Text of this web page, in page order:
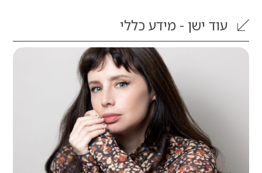
עודישן - מידע כללי